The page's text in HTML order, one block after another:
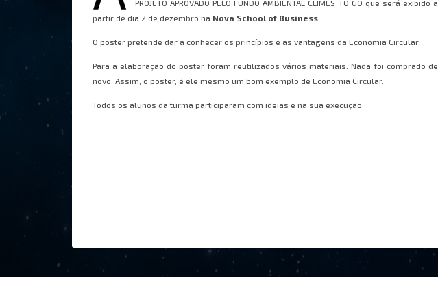
PROJETO APROVADO PELO FUNDO AMBIENTAL CLIMES TO GO que será exibido a
partir de dia 2 de dezembro na Nova School of Business
O poster pretende dar a conhecer os princípios e as vantagens da Economia Circular.
Para a elaboração do poster foram reutilizados vários materiais. Nada foi comprado de
novo. Assim, o poster, é ele mesmo um bom exemplo de Economia Circular.
Todos os alunos da turma participaram com ideias e na sua execução.